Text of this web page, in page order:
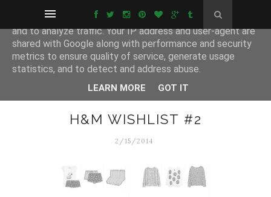
H&M WISHLIST #2
2/15/2014
This site uses cookies from Google to deliver its services
and to analyze traffic. Your IP address and user-agent are
shared with Google along with performance and security
metrics to ensure quality of service, generate usage
statistics, and to detect and address abuse.
LEARN MORE GOT IT